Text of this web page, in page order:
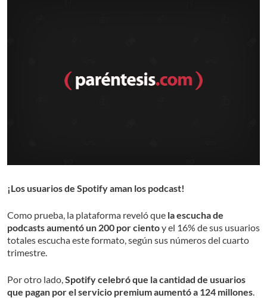
¡Los usuarios de Spotify aman los podcast!
Como prueba, la plataforma reveló que la escucha de
podcasts aumentó un 200 por cientoy el 16% de sus usuarios
totales escucha este formato, según sus números del cuarto
trimestre.
Por otro lado, Spotify celebró que la cantidad de usuarios
que pagan por el servicio premium aumentó a 124 millones